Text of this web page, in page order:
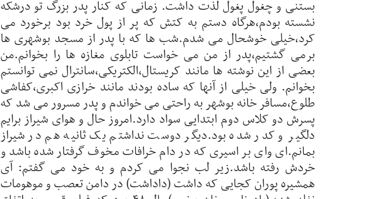
بستنی و چغول پغول لذت داشت. زمانی که کنار پدر بزرگ تو درشکه
نشسته بودم،هرگاه دستم به کتش که پر از پول خرد بود برخورد می
کرد،خیلی خوشحال می شدم.شب ها که با پدر از مسجد بوشهری ها
برمی گشتیم،پدر از من می خواست تابلوی مغازه ها را بخوانم.من
بعضی از این نوشته ها مانند کریستال،الکتریکی،سانترال نمی توانستم
بخوانم. ولی خیلی از آنها که ساده بودند مانند خرازی اکبری،کفاشی
طلوع،مسافر خانه بوشهر به راحتی می خواندم و پدر مسرور می شد که
پسرش دو کلاس دوم ابتدایی سواد دارد.امروز حال و هوای شیراز برایم
دلگیر و کدر شده بود.دیگر دوست نداشتم یک ثانیه هم در شیراز
بمانم.ای وای بر اسیری که در دام خرافات مخوف گرفتار شده باشد و
خردش رفته باشد.زیر لب نجوا می کردم و به خود می گفتم: آی
همشیره پوران کجایی که داشت (داداشت) در دامن تعصب و موهومات